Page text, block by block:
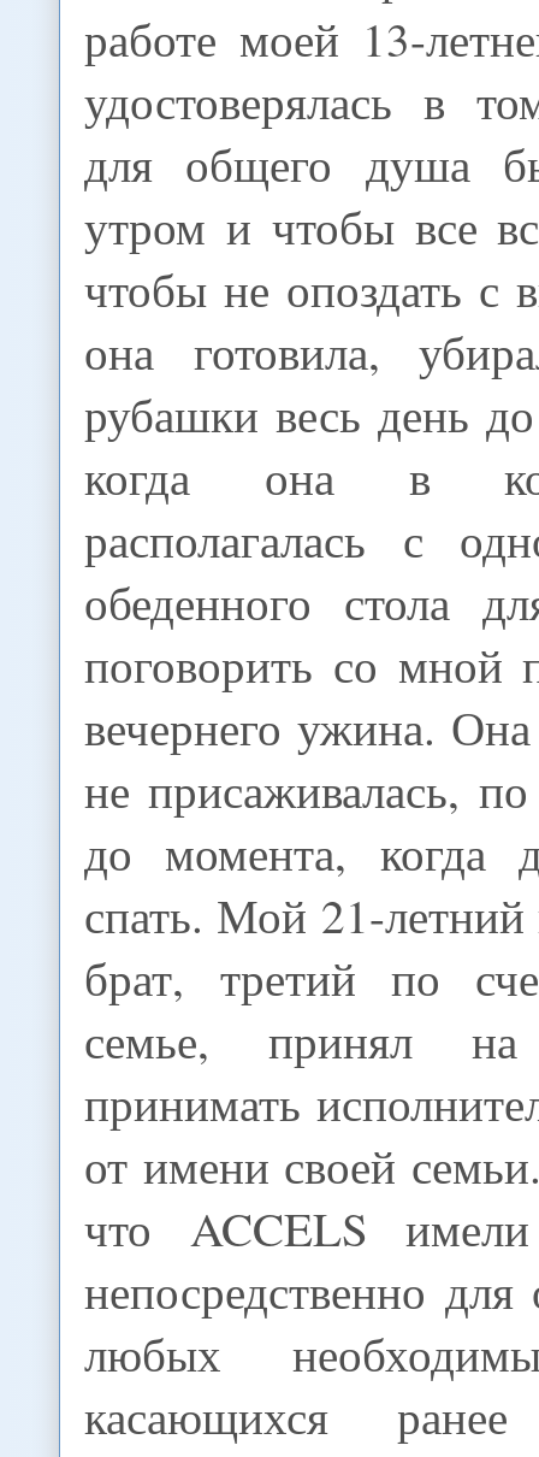
работе моей 13-
удостоверялась в
для общего душа
утром и чтобы все
чтобы не опоздать с
она готовила,
рубашки весь день
когда она в
располагалась с
обеденного стола
поговорить со мной
вечернего ужина.
не присаживалась,
до момента, когда
спать. Мой 21-
брат, третий по
семье, принял
принимать
от имени своей
что ACCELS
непосредственно для
любых
касающихся ранее